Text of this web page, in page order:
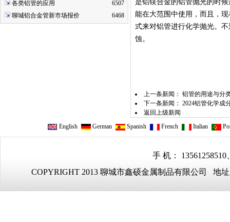
各类铝管的应用
6507
聊城铝合金管新市场报价
6468
是铝镁合金的铝管抛光的时
能在大范围中使用，而且，
式来对铝管进行化学抛光。
蚀。
上一条新闻： 铝管的用途与分
下一条新闻： 2024铝管化学成
返回上级新闻
English
German Spanish French Italian
手 机：
COPYRIGHT 2013 聊城市鑫硕金属制品有限公司 地